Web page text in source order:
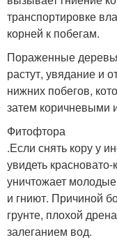
транспортировке
корней к побегам.
Пораженные
растут, увядание и
нижних побегов,
затем коричневыми
Фитофтора
.Если снять кору у
увидеть
уничтожает
и гниют. Причиной
грунте, плохой
залеганием вод.